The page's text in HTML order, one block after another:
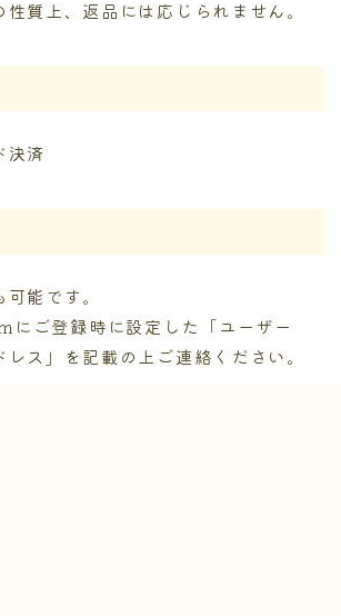
質上、返品には応じられません。
決済
能です。
ご登録時に設定した「ユーザー
ス」を記載の上ご連絡ください。